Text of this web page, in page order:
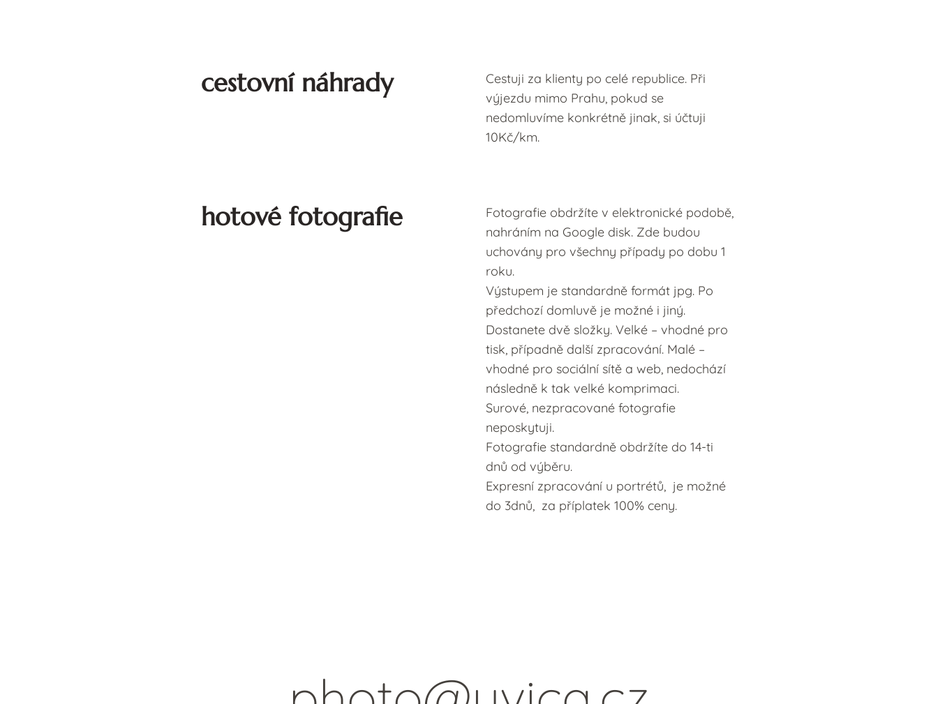
cestovní náhrady
Cestuji za klienty po celé republice. Při
výjezdu mimo Prahu, pokud se
nedomluvíme konkrétně jinak, si účtuji
10Kč/km.
hotové fotografie
Fotografie obdržíte v elektronické podobě,
nahráním na Google disk. Zde budou
uchovány pro všechny případy po dobu 1
roku.
Výstupem je standardně formát jpg. Po
předchozí domluvě je možné i jiný.
Dostanete dvě složky. Velké – vhodné pro
tisk, případně další zpracování. Malé –
vhodné pro sociální sítě a web, nedochází
následně k tak velké komprimaci.
Surové, nezpracované fotografie
neposkytuji.
Fotografie standardně obdržíte do 14-ti
dnů od výběru.
Expresní zpracování u portrétů, je možné
do 3dnů, za příplatek 100% ceny.